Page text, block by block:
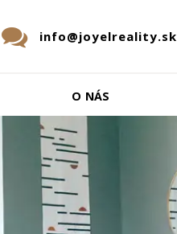
info@joyelreality.sk
O NÁS